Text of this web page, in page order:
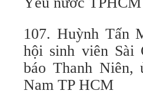
107. Huỳnh Tấn
hội sinh viên Sài
báo Thanh
Nam TP HCM